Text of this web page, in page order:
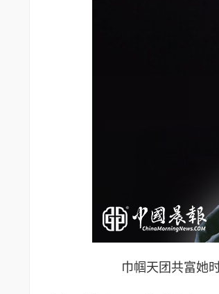
巾帼天团共富她